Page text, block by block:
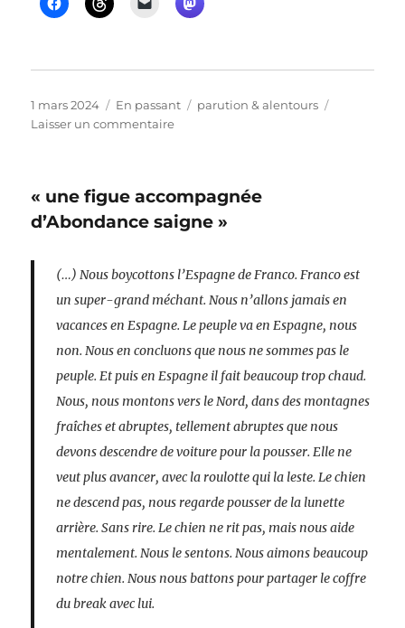
Publié
le
1 mars 2024 Format
En passant Catégories
parution & alentours
Laisser un commentairesur
Philippe
Rahmy
« une figue accompagnée
d’Abondance saigne »
(…) Nous boycottons l’Espagne de Franco. Franco est
un super-grand méchant. Nous n’allons jamais en
vacances en Espagne. Le peuple va en Espagne, nous
non. Nous en concluons que nous ne sommes pas le
peuple. Et puis en Espagne il fait beaucoup trop chaud.
Nous, nous montons vers le Nord, dans des montagnes
fraîches et abruptes, tellement abruptes que nous
devons descendre de voiture pour la pousser. Elle ne
veut plus avancer, avec la roulotte qui la leste. Le chien
ne descend pas, nous regarde pousser de la lunette
arrière. Sans rire. Le chien ne rit pas, mais nous aide
mentalement. Nous le sentons. Nous aimons beaucoup
notre chien. Nous nous battons pour partager le coffre
du break avec lui.